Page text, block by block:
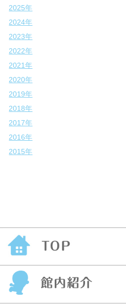
2025年
2024年
2023年
2022年
2021年
2020年
2019年
2018年
2017年
2016年
2015年